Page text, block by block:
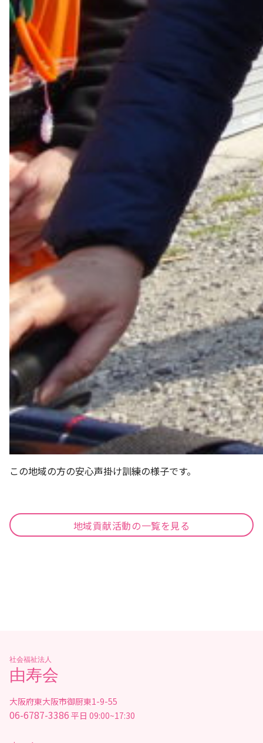
この地域の方の安心声掛け訓練の様子です。
地域貢献活動の一覧を見る
社会福祉法人
由寿会
大阪府東大阪市御厨東1-9-55
06-6787-3386 平日 09:00~17:30